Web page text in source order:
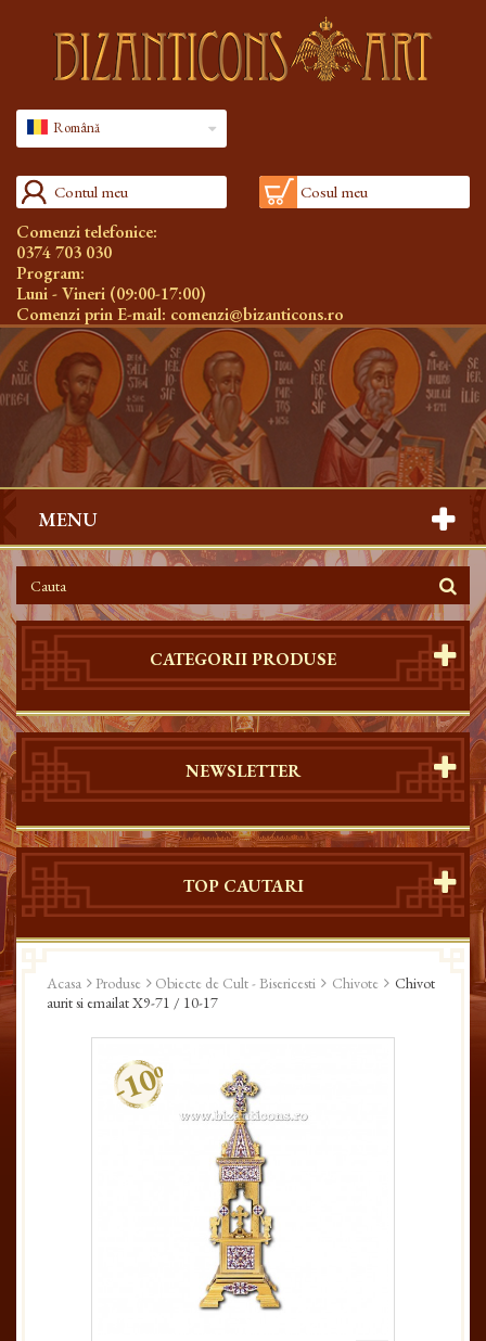
Română
Contul meu Cosul meu
Comenzi telefonice:
0374 703 030
Program:
Luni - Vineri (09:00-17:00)
Comenzi prin E-mail: comenzi@bizanticons.ro
MENU
CATEGORII PRODUSE
NEWSLETTER
TOP CAUTARI
Acasa Produse Obiecte de Cult - Bisericesti Chivote
Chivot
aurit si emailat X9-71 / 10-17
-10%